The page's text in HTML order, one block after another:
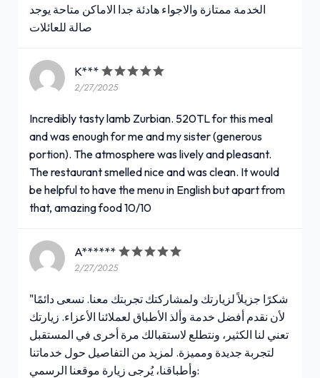
الخدمة ممتازة والاجواء هادئة جدا الاماكن متاحة يوجد
صالة للعائلات
K***
2/27/2025
Incredibly tasty lamb Zurbian. 520TL for this meal
and was enough for me and my sister (generous
portion). The atmosphere was lively and pleasant.
The restaurant smelled nice and was clean. It would
be helpful to have the menu in English but apart from
that, amazing food 10/10
A******
2/27/2025
"شكرًا جزيلاً لزيارتك ولمشاركتك تجربتك معنا. نسعى دائمًا
لأن نقدم أفضل خدمة وألذ الأطباق لعملائنا الأعزاء. زيارتك
تعني لنا الكثير، ونتطلع لاستقبالك مرة أخرى في المستقبل
لتجربة جديدة ومميزة. لمزيد من التفاصيل حول خدماتنا
وأطباقنا، يُرجى زيارة موقعنا الرسمي: